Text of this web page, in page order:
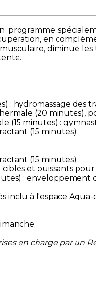
programme
en
diminue
: hydromassage des
(20 minutes),
(15 minutes) :
(15 minutes)
(15 minutes)
et puissants
: enveloppement
inclu à l'espace
en charge par un